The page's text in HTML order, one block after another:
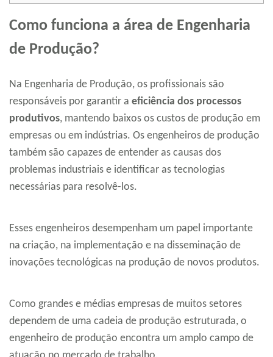
Como funciona a área de Engenharia
de Produção?
Na Engenharia de Produção, os profissionais são
responsáveis por garantir a eficiência dos processos
produtivos, mantendo baixos os custos de produção em
empresas ou em indústrias. Os engenheiros de produção
também são capazes de entender as causas dos
problemas industriais e identificar as tecnologias
necessárias para resolvê-los.
Esses engenheiros desempenham um papel importante
na criação, na implementação e na disseminação de
inovações tecnológicas na produção de novos produtos.
Como grandes e médias empresas de muitos setores
dependem de uma cadeia de produção estruturada, o
engenheiro de produção encontra um amplo campo de